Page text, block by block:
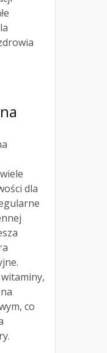
dla
co